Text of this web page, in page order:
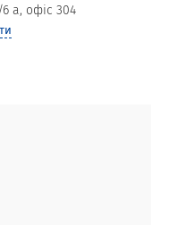
а, офіс 304